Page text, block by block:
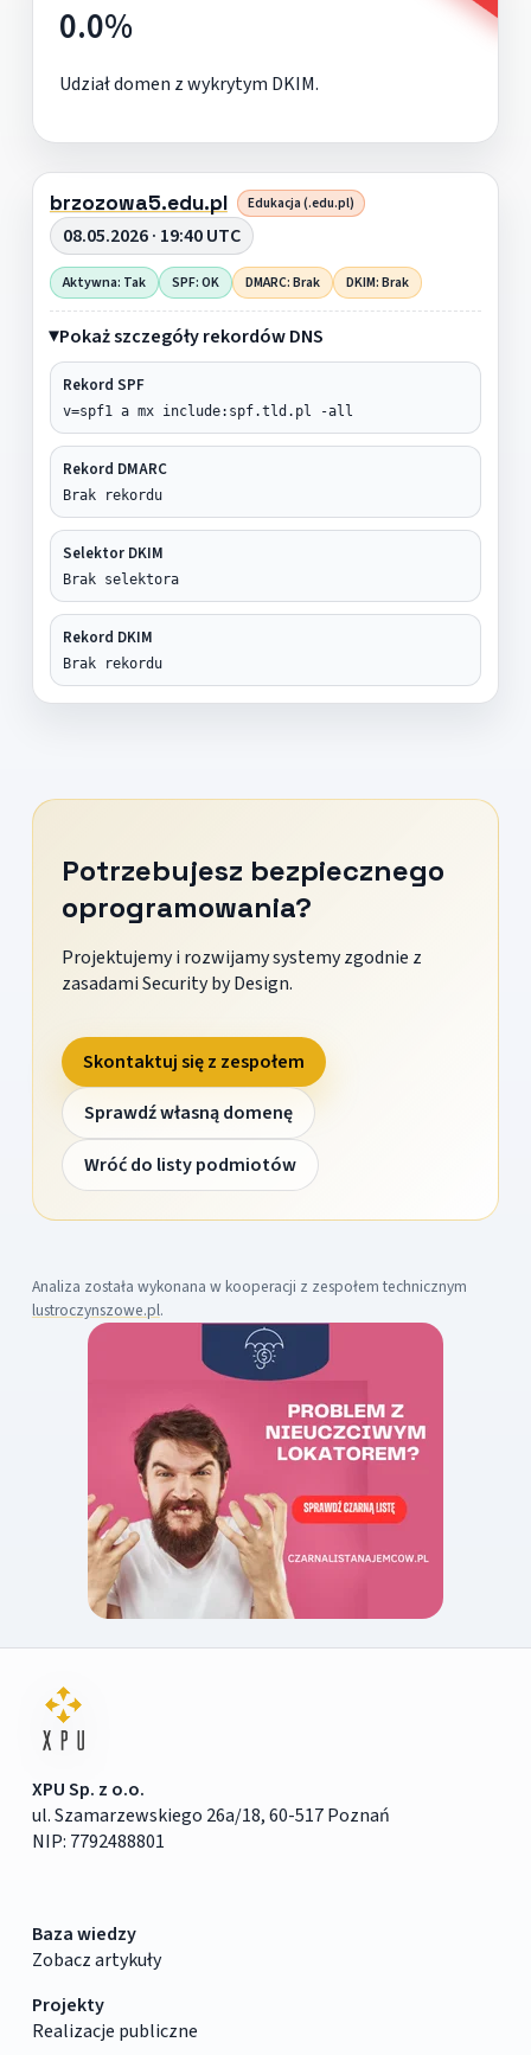
0.0%
Udział domen z wykrytym DKIM.
brzozowa5.edu.pl Edukacja (.edu.pl)
08.05.2026 · 19:40 UTC
Aktywna: Tak SPF: OK DMARC: Brak DKIM: Brak
Pokaż szczegóły rekordów DNS
Rekord SPF
v=spf1 a mx include:spf.tld.pl -all
Rekord DMARC
Brak rekordu
Selektor DKIM
Brak selektora
Rekord DKIM
Brak rekordu
Potrzebujesz bezpiecznego
oprogramowania?
Projektujemy i rozwijamy systemy zgodnie z
zasadami Security by Design.
Skontaktuj się z zespołem
Sprawdź własną domenę
Wróć do listy podmiotów
Analiza została wykonana w kooperacji z zespołem technicznym
lustroczynszowe.pl.
XPU Sp. z o.o.
ul. Szamarzewskiego 26a/18, 60-517 Poznań
NIP: 7792488801
Baza wiedzy
Zobacz artykuły
Projekty
Realizacje publiczne